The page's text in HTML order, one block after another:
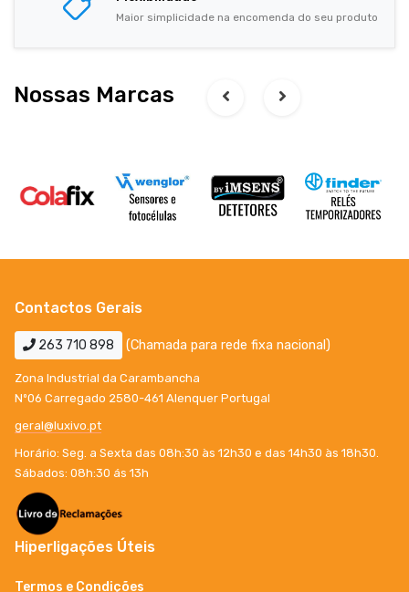
Maior simplicidade na encomenda do seu produto
Nossas Marcas
Contactos Gerais
263 710 898 (Chamada para rede fixa nacional)
Zona Industrial da Carambancha
Nº06 Carregado 2580-461 Alenquer Portugal
geral@luxivo.pt
Horário: Seg. a Sexta das 08h:30 às 12h30 e das 14h30 às 18h30.
Sábados: 08h:30 ás 13h
Hiperligações Úteis
Termos e Condições